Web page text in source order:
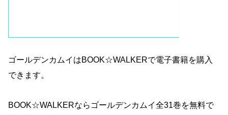
ゴールデンカムイはBOOK☆WALKERで電子書籍を購入
できます。
BOOK☆WALKERならゴールデンカムイ全31巻を無料で